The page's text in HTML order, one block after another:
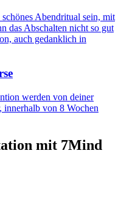
Abendritual sein, mit
das Abschalten nicht so gut
auch gedanklich in
werden von deiner
innerhalb von 8 Wochen
mit 7Mind